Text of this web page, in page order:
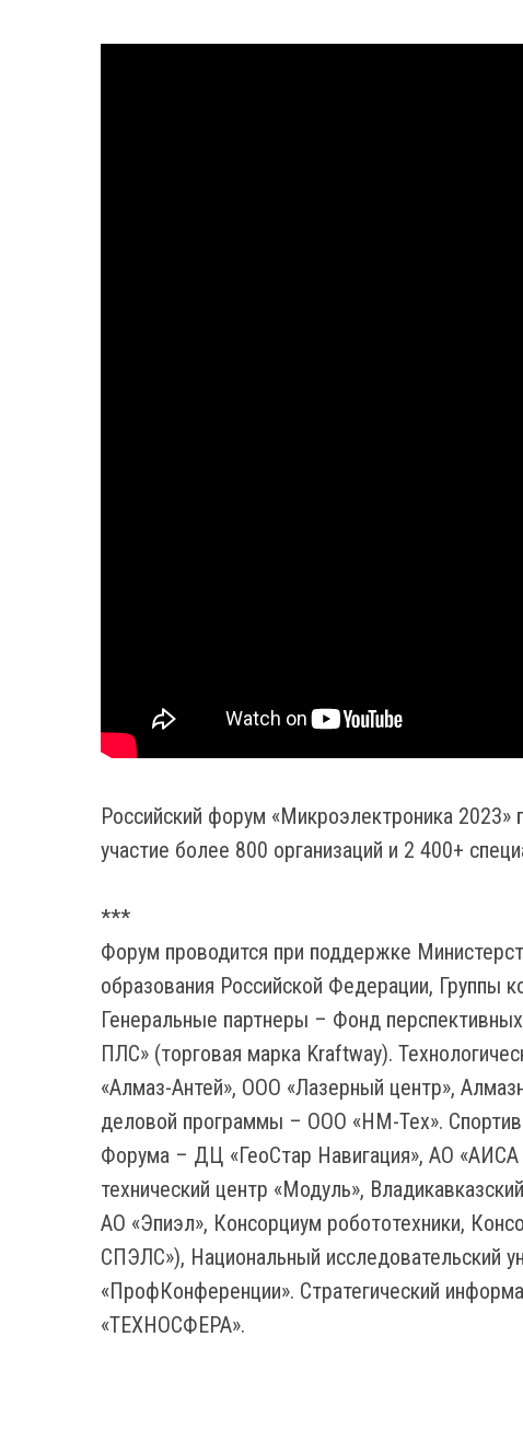
Российский форум «Микроэлектроника 2023»
участие более 800 организаций и 2 400+
***
Форум проводится при поддержке
образования Российской Федерации,
Генеральные партнеры – Фонд
ПЛС» (торговая марка Kraftway).
«Алмаз-Антей», ООО «Лазерный центр»,
деловой программы – ООО «НМ-Тех».
Форума – ДЦ «ГеоСтар Навигация», АО
технический центр «Модуль»,
АО «Эпиэл», Консорциум робототехники,
СПЭЛС»), Национальный исследовательский
«ПрофКонференции». Стратегический
«ТЕХНОСФЕРА».